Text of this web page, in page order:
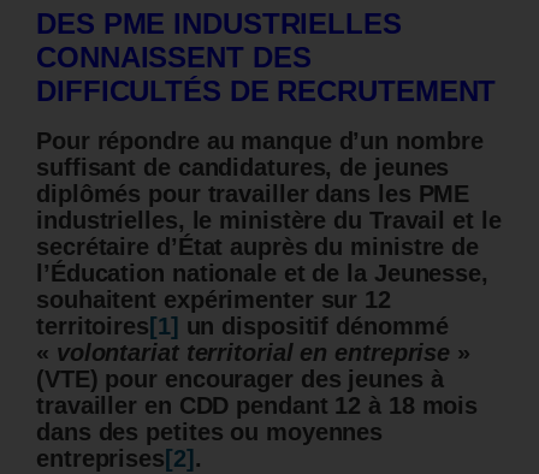
DES PME INDUSTRIELLES
CONNAISSENT DES
DIFFICULTÉS DE RECRUTEMENT
Pour répondre au manque d’un nombre
suffisant de candidatures, de jeunes
diplômés pour travailler dans les PME
industrielles, le ministère du Travail et le
secrétaire d’État auprès du ministre de
l’Éducation nationale et de la Jeunesse,
souhaitent expérimenter sur 12
territoires [1] un dispositif dénommé
« volontariat territorial en entreprise »
(VTE) pour encourager des jeunes à
travailler en CDD pendant 12 à 18 mois
dans des petites ou moyennes
entreprises [2] .